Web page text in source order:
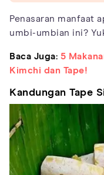
Penasaran manfaat
umbi-umbian ini?
Baca Juga: 5
Kimchi dan Tape!
Kandungan Tape